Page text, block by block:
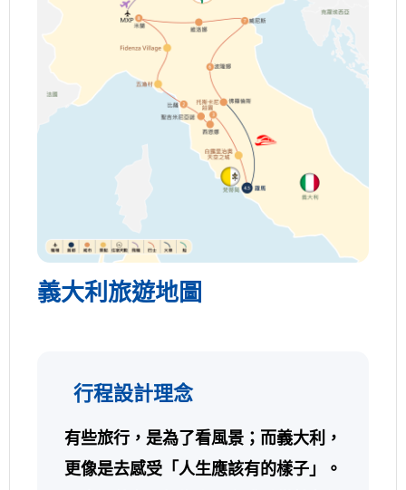
義大利旅遊地圖
行程設計理念
有些旅行，是為了看風景；而義大利，
更像是去感受「人生應該有的樣子」。